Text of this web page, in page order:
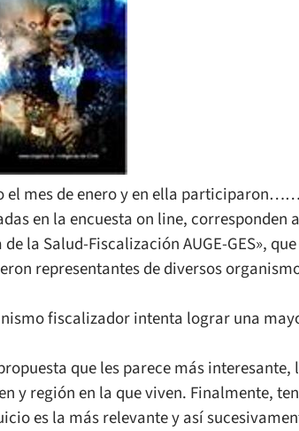
el mes de enero y en ella
en la encuesta on line,
la Salud-Fiscalización AUGE-GES»,
representantes de diversos
fiscalizador intenta lograr una
que les parece más
y región en la que viven. Finalmente,
es la más relevante y así